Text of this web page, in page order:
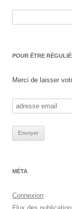
POUR ÊTRE
Merci de laisser
MÉTA
Connexion